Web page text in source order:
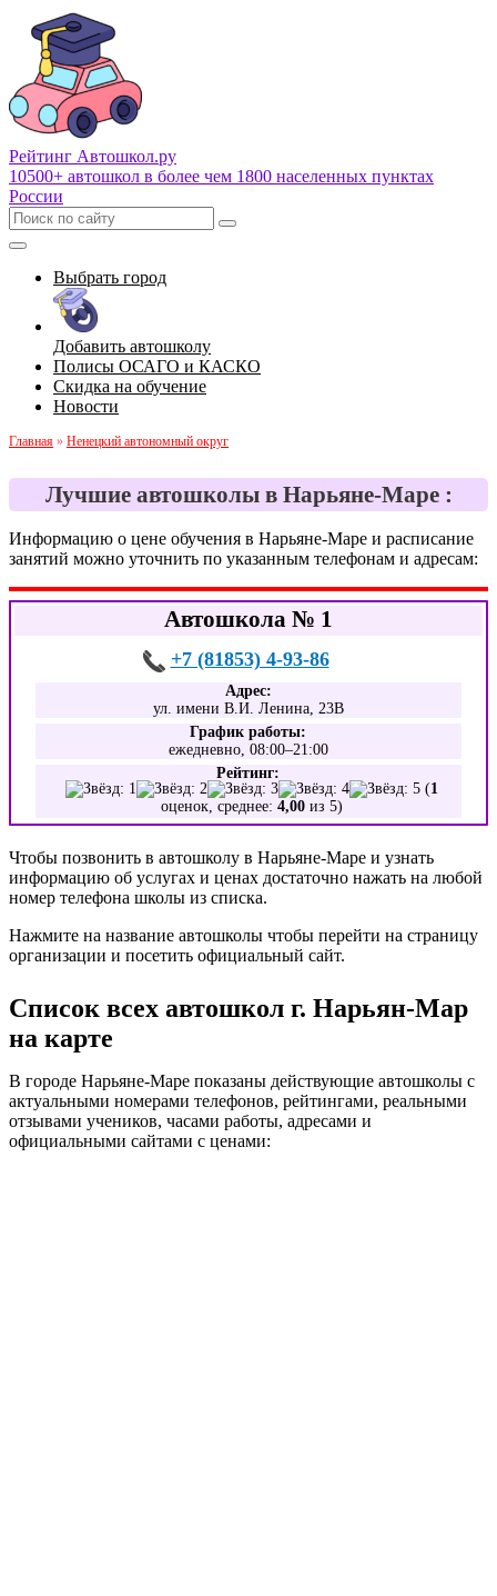
Рейтинг Автошкол.ру
10500+ автошкол в более чем 1800 населенных пунктах
России
Выбрать город
Добавить автошколу
Полисы ОСАГО и КАСКО
Скидка на обучение
Новости
Главная » Ненецкий автономный округ
Лучшие автошколы в Нарьяне-Маре :
Информацию о цене обучения в Нарьяне-Маре и расписание
занятий можно уточнить по указанным телефонам и адресам:
Автошкола № 1
+7 (81853) 4-93-86
Адрес:
ул. имени В.И. Ленина, 23В
График работы:
ежедневно, 08:00–21:00
Рейтинг:
(1
оценок, среднее:4,00 из 5)
Чтобы позвонить в автошколу в Нарьяне-Маре и узнать
информацию об услугах и ценах достаточно нажать на любой
номер телефона школы из списка.
Нажмите на название автошколы чтобы перейти на страницу
организации и посетить официальный сайт.
Список всех автошкол г. Нарьян-Мар
на карте
В городе Нарьяне-Маре показаны действующие автошколы с
актуальными номерами телефонов, рейтингами, реальными
отзывами учеников, часами работы, адресами и
официальными сайтами с ценами: